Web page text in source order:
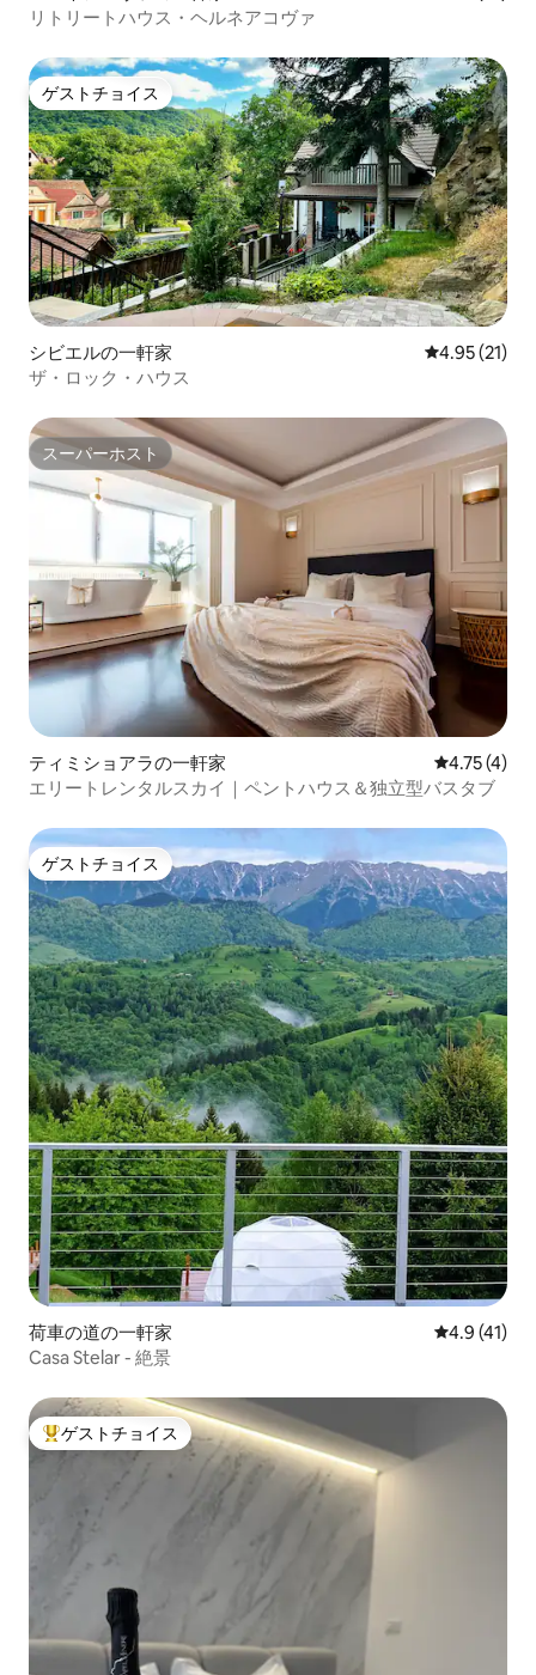
リトリートハウス・ヘルネアコヴァ
ゲストチョイス
ゲストチョイス
シビエルの一軒家 レビュー21
4.95 (21)
ザ・ロック・ハウス
スーパーホスト
スーパーホスト
ティミショアラの一軒家 レビュー4
4.75 (4)
エリートレンタルスカイ｜ペントハウス＆独立型バスタブ
ゲストチョイス
ゲストチョイス
荷車の道の一軒家 レビュー41
4.9 (41)
Casa Stelar - 絶景
大好評のゲストチョイスです。
ゲストチョイス